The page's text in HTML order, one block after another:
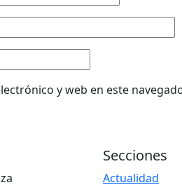
y web en este
Secciones
Actualidad